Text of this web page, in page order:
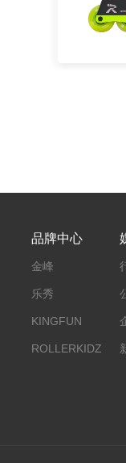
品牌中心
金峰
乐秀
KINGFUN
ROLLERKIDZ